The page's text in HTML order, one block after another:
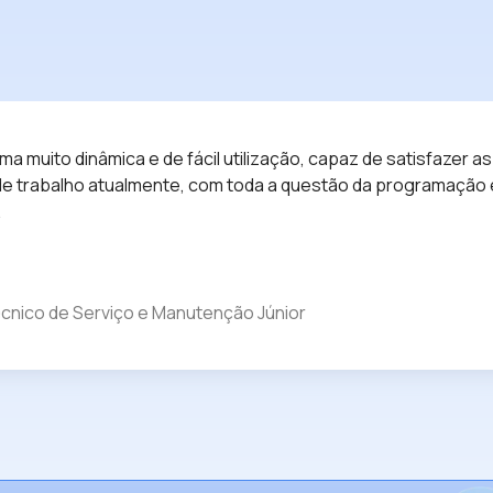
muito dinâmica e de fácil utilização, capaz de satisfazer
trabalho atualmente, com toda a questão da
de Serviço e Manutenção Júnior